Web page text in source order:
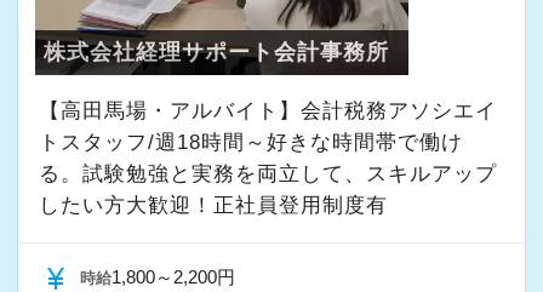
お客様に対しても、仲間に対しても、アットホ
ームで明るい会社です。
チームで動いているので、わからないことや困
ったことの相談先にも迷わず、何でもすぐに聞
くことができて安心です。
数字が好きで人と関わるのが好きな人でした
株式会社経理サポート会計事務所
【高田馬場・アルバイト】会計税務アソシエイ
トスタッフ/週18時間～好きな時間帯で働け
る。試験勉強と実務を両立して、スキルアップ
したい方大歓迎！正社員登用制度有
currency_yen 時給1,800～2,200円